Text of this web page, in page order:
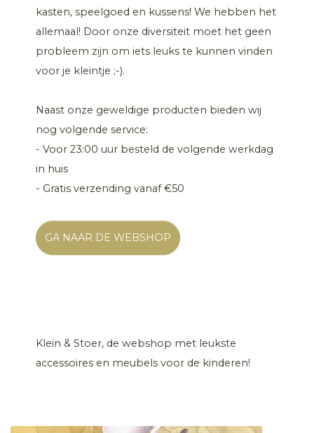
kasten, speelgoed en kussens! We hebben het
allemaal! Door onze diversiteit moet het geen
probleem zijn om iets leuks te kunnen vinden
voor je kleintje ;-).
Naast onze geweldige producten bieden wij
nog volgende service:
- Voor 23:00 uur besteld de volgende werkdag
in huis
- Gratis verzending vanaf €50
GA NAAR DE WEBSHOP
Klein & Stoer, de webshop met leukste
accessoires en meubels voor de kinderen!